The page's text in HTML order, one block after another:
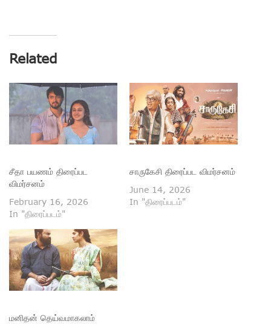
Related
சீதா பயணம் திரைப்பட
விமர்சனம்
February 16, 2026
In "திரைப்படம்"
சாருகேசி திரைப்பட விமர்சனம்
June 14, 2026
In "திரைப்படம்"
மனிதன் தெய்வமாகலாம்